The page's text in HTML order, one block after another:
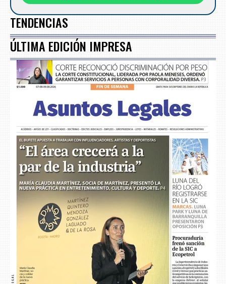
TENDENCIAS
ÚLTIMA EDICIÓN IMPRESA